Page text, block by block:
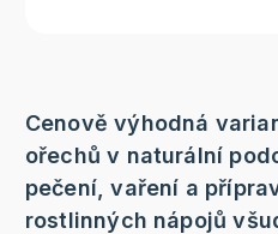
Cenově výhodná
ořechů v naturální
pečení, vaření a
rostlinných nápojů